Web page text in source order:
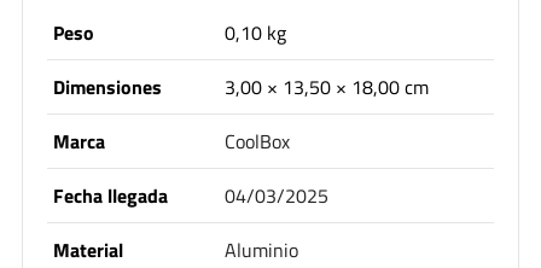
Peso
0,10 kg
Dimensiones
3,00 × 13,50 × 18,00 cm
Marca
CoolBox
Fecha llegada
04/03/2025
Material
Aluminio